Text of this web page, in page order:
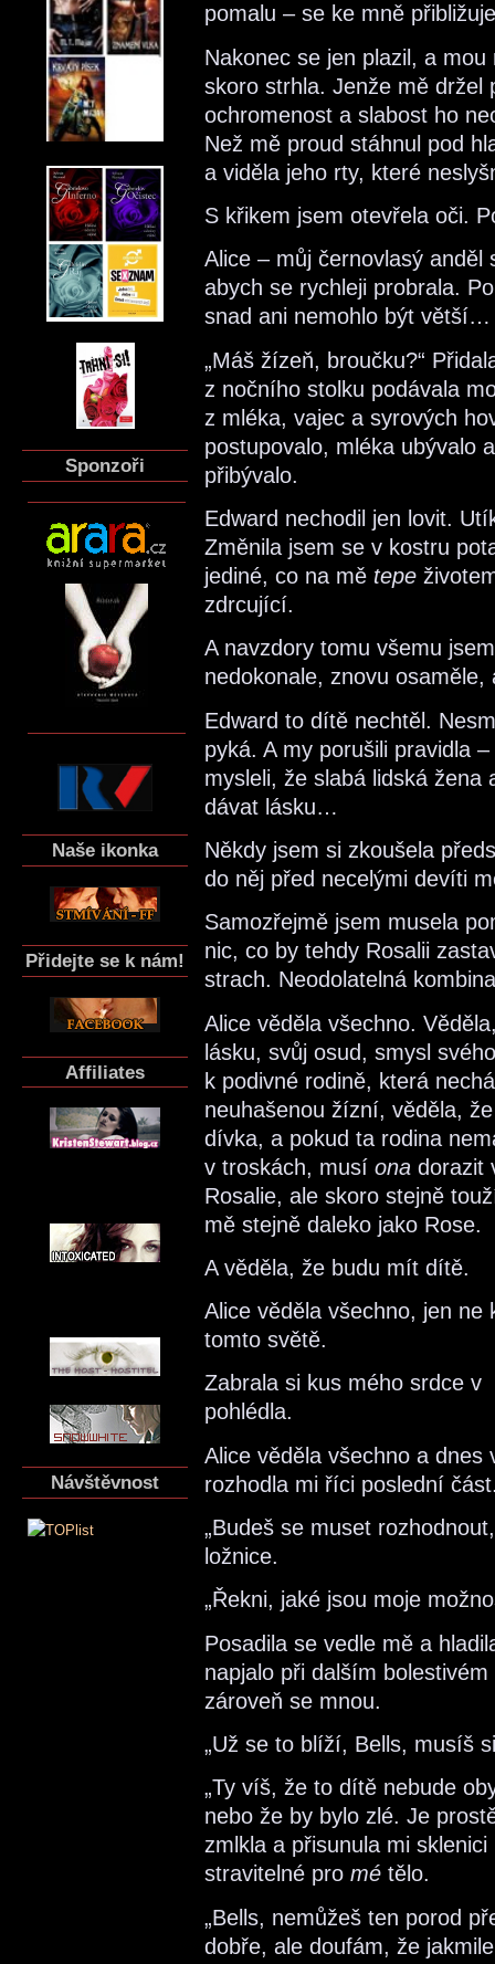
Sponzoři
Naše ikonka
Přidejte se k nám!
Affiliates
Návštěvnost
pomalu – se ke mně
Nakonec se jen plazil, a
skoro strhla. Jenže mě držel
ochromenost a slabost ho
Než mě proud stáhnul pod
a viděla jeho rty, které
S křikem jsem otevřela oči.
Alice – můj černovlasý
abych se rychleji probrala.
snad ani nemohlo být větší…
„Máš žízeň, broučku?“
z nočního stolku podávala
z mléka, vajec a syrových
postupovalo, mléka ubývalo
přibývalo.
Edward nechodil jen lovit.
Změnila jsem se v kostru
jediné, co na mě tepe
zdrcující.
A navzdory tomu všemu
nedokonale, znovu osaměle,
Edward to dítě nechtěl.
pyká. A my porušili pravidla
mysleli, že slabá lidská žena
dávat lásku…
Někdy jsem si zkoušela
do něj před necelými devíti
Samozřejmě jsem musela
nic, co by tehdy Rosalii
strach. Neodolatelná
Alice věděla všechno.
lásku, svůj osud, smysl
k podivné rodině, která
neuhašenou žízní, věděla,
dívka, a pokud ta rodina
v troskách, musí ona dorazit
Rosalie, ale skoro stejně
mě stejně daleko jako Rose.
A věděla, že budu mít dítě.
Alice věděla všechno, jen
tomto světě.
Zabrala si kus mého srdce
pohlédla.
Alice věděla všechno a
rozhodla mi říci poslední
„Budeš se muset
ložnice.
„Řekni, jaké jsou moje
Posadila se vedle mě a
napjalo při dalším
zároveň se mnou.
„Už se to blíží, Bells, musíš
„Ty víš, že to dítě nebude
nebo že by bylo zlé. Je
zmlkla a přisunula mi
stravitelné pro mé tělo.
„Bells, nemůžeš ten porod
dobře, ale doufám, že